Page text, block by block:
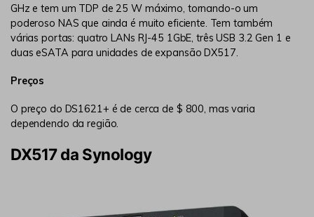
GHz e tem um TDP de 25 W máximo, tornando-o um
poderoso NAS que ainda é muito eficiente. Tem também
várias portas: quatro LANs RJ-45 1GbE, três USB 3.2 Gen 1 e
duas eSATA para unidades de expansão DX517.
Preços
O preço do DS1621+ é de cerca de $ 800, mas varia
dependendo da região.
DX517 da Synology